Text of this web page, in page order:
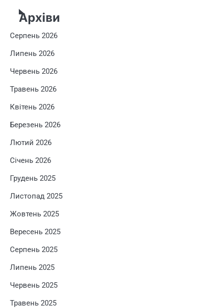
Архіви
Серпень 2026
Липень 2026
Червень 2026
Травень 2026
Квітень 2026
Березень 2026
Лютий 2026
Січень 2026
Грудень 2025
Листопад 2025
Жовтень 2025
Вересень 2025
Серпень 2025
Липень 2025
Червень 2025
Травень 2025